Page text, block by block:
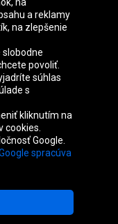
Éire
Magyarország
United
Kingdom
a reklamy
na zlepšenie
povoliť.
súhlas
s
kliknutím na
cookies.
Google.
spracúva